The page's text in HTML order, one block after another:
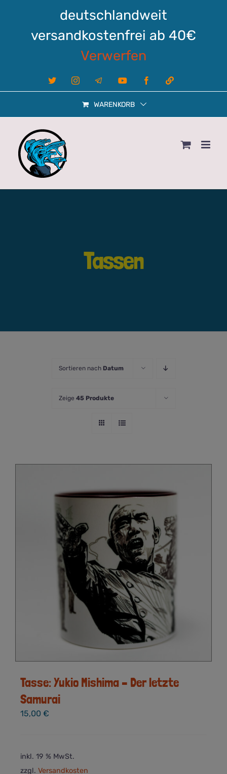
deutschlandweit
versandkostenfrei ab 40€
Verwerfen
X InstagramTelegram YouTube FacebookLinktree
WARENKORB
Tassen
Sortieren nach Datum
Zeige 45 Produkte
Tasse: Yukio Mishima – Der letzte
Samurai
15,00 €
inkl. 19 % MwSt.
zzgl. Versandkosten